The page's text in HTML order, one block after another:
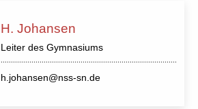
H. Johansen
Leiter des Gymnasiums
h.johansen@nss-sn.de